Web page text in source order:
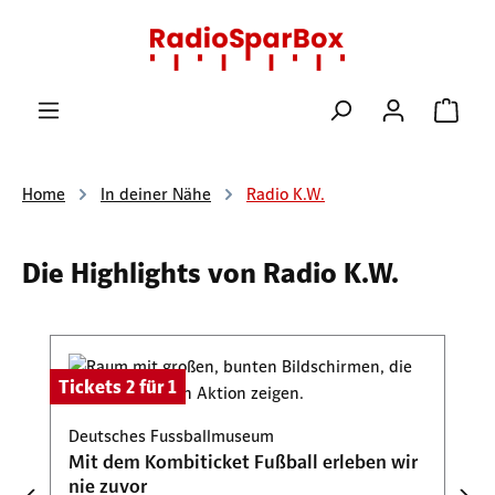
Zum Hauptinhalt springen
Home In deiner Nähe Radio K.W.
Die Highlights von Radio K.W.
Tickets 2 für 1
Deutsches Fussballmuseum
Mit dem Kombiticket Fußball erleben wir
nie zuvor